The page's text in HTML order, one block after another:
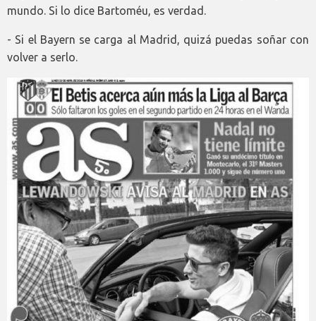
mundo. Si lo dice Bartoméu, es verdad.
- Si el Bayern se carga al Madrid, quizá puedas soñar con
volver a serlo.